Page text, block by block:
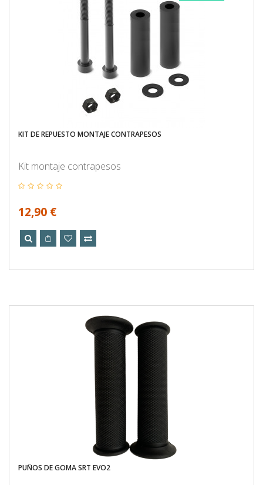
KIT DE REPUESTO MONTAJE CONTRAPESOS
Kit montaje contrapesos
12,90 €
PUÑOS DE GOMA SRT EVO2